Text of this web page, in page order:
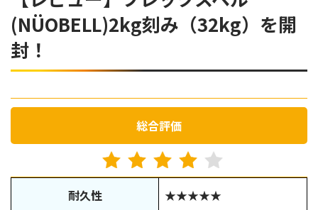
(NÜOBELL)2kg刻み（32kg）を開
封！
総合評価
耐久性 ★★★★★